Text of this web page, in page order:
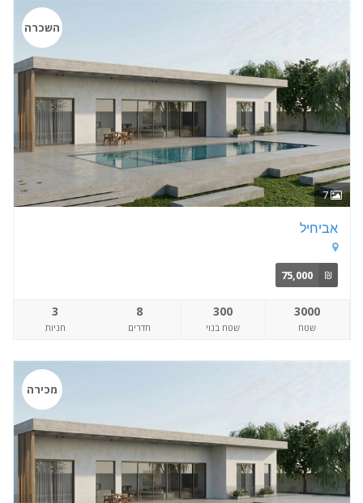
7
השכרה
אביחיל
₪
75,000
3000
שטח
300
שטח בנוי
8
חדרים
3
חניות
מכירה